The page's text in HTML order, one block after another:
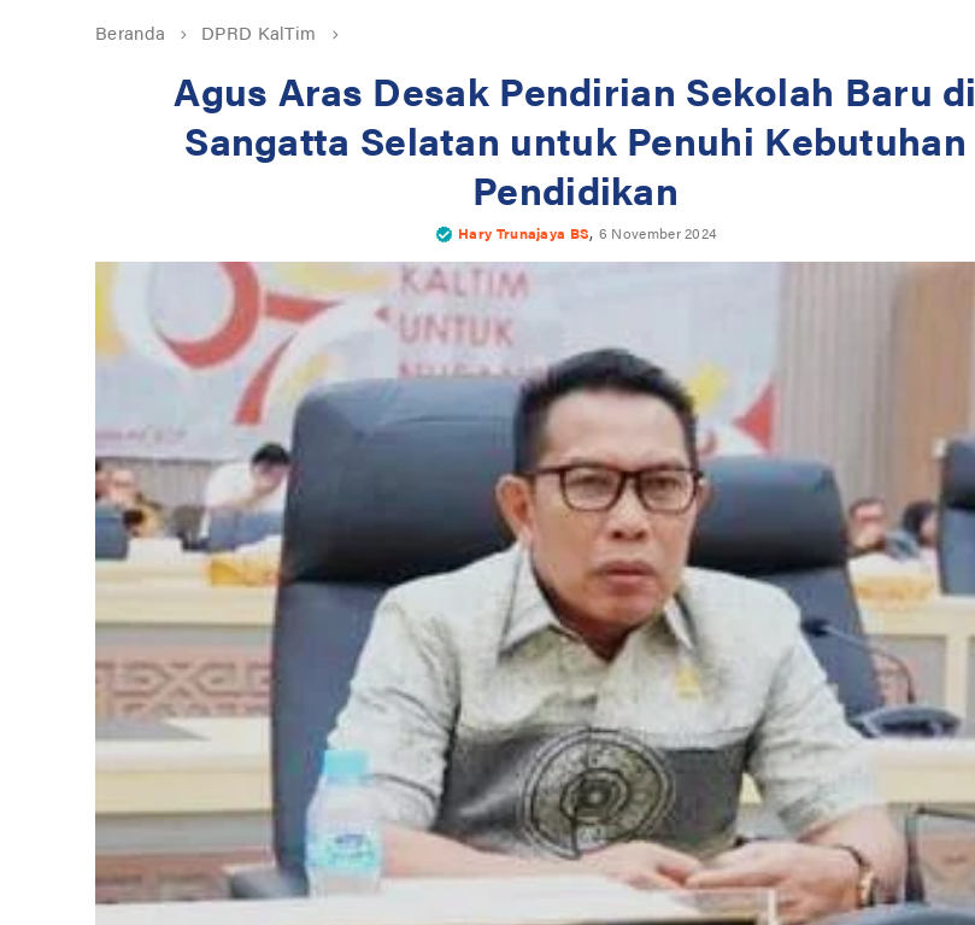
Beranda DPRD KalTim
Agus Aras Desak Pendirian Sekolah Baru di
Sangatta Selatan untuk Penuhi Kebutuhan
Pendidikan
Hary Trunajaya BS, 6 November 2024